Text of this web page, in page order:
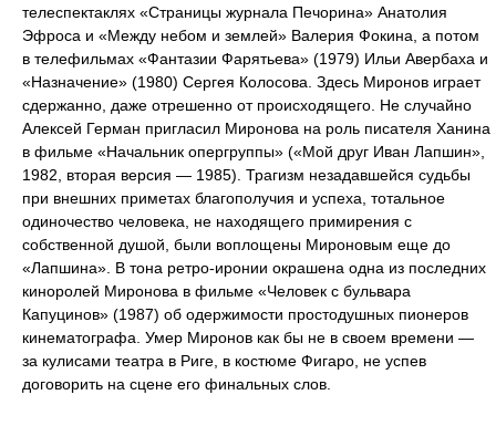
телеспектаклях «Страницы журнала Печорина» Анатолия
Эфроса и «Между небом и землей» Валерия Фокина, а потом
в телефильмах «Фантазии Фарятьева» (1979) Ильи Авербаха и
«Назначение» (1980) Сергея Колосова. Здесь Миронов играет
сдержанно, даже отрешенно от происходящего. Не случайно
Алексей Герман пригласил Миронова на роль писателя Ханина
в фильме «Начальник опергруппы» («Мой друг Иван Лапшин»,
1982, вторая версия — 1985). Трагизм незадавшейся судьбы
при внешних приметах благополучия и успеха, тотальное
одиночество человека, не находящего примирения с
собственной душой, были воплощены Мироновым еще до
«Лапшина». В тона ретро-иронии окрашена одна из последних
киноролей Миронова в фильме «Человек с бульвара
Капуцинов» (1987) об одержимости простодушных пионеров
кинематографа. Умер Миронов как бы не в своем времени —
за кулисами театра в Риге, в костюме Фигаро, не успев
договорить на сцене его финальных слов.